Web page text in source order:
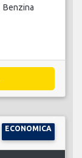
Benzina
ECONOMICA